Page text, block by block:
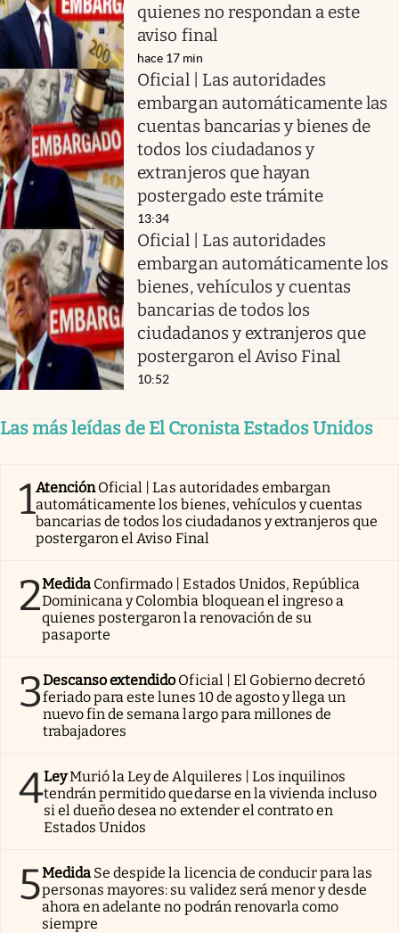
quienes no respondan a este
aviso final
hace 17 min
Oficial | Las autoridades
embargan automáticamente las
cuentas bancarias y bienes de
todos los ciudadanos y
extranjeros que hayan
postergado este trámite
13:34
Oficial | Las autoridades
embargan automáticamente los
bienes, vehículos y cuentas
bancarias de todos los
ciudadanos y extranjeros que
postergaron el Aviso Final
10:52
Las más leídas de El Cronista Estados Unidos
1AtenciónOficial | Las autoridades embargan
automáticamente los bienes, vehículos y cuentas
bancarias de todos los ciudadanos y extranjeros que
postergaron el Aviso Final
2Medida Confirmado | Estados Unidos, República
Dominicana y Colombia bloquean el ingreso a
quienes postergaron la renovación de su
pasaporte
3Descanso extendido Oficial | El Gobierno decretó
feriado para este lunes 10 de agosto y llega un
nuevo fin de semana largo para millones de
trabajadores
4LeyMurió la Ley de Alquileres | Los inquilinos
tendrán permitido quedarse en la vivienda incluso
si el dueño desea no extender el contrato en
Estados Unidos
5Medida Se despide la licencia de conducir para las
personas mayores: su validez será menor y desde
ahora en adelante no podrán renovarla como
siempre